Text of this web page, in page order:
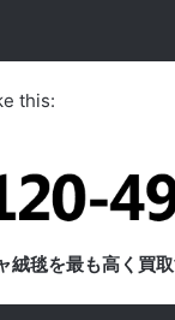
this:
絨毯を最も高く買取